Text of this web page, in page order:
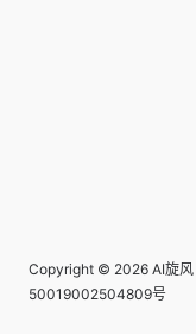
Copyright © 2026 AI旋风
50019002504809号